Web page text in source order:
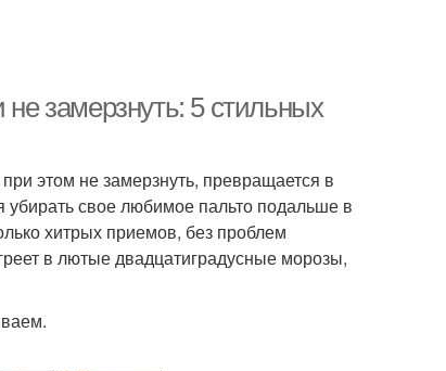
не замерзнуть: 5 стильных
этом не замерзнуть, превращается в
убирать свое любимое пальто подальше в
хитрых приемов, без проблем
в лютые двадцатиградусные морозы,